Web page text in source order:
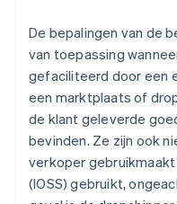
De bepalingen van de
van toepassing
gefaciliteerd door een
een marktplaats of
de klant geleverde
bevinden. Ze zijn ook
verkoper gebruikmaakt
(IOSS) gebruikt,